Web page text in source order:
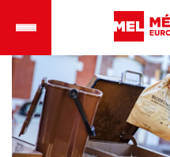
principal
mobile
Panneau de gestion des cookies